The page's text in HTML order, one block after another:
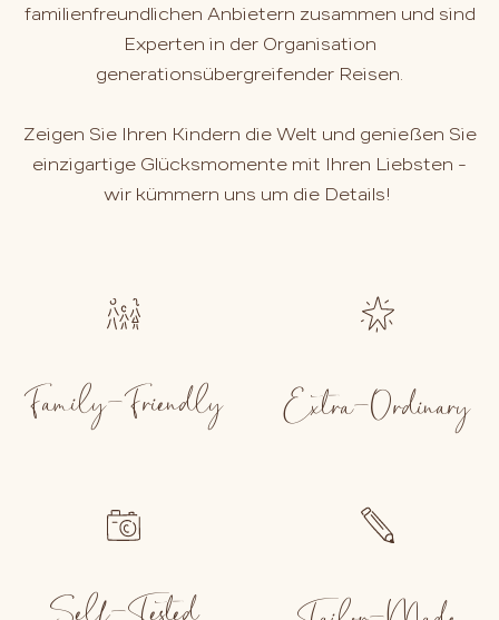
familienfreundlichen Anbietern zusammen und sind
Experten in der Organisation
generationsübergreifender Reisen.
Zeigen Sie Ihren Kindern die Welt und genießen Sie
einzigartige Glücksmomente mit Ihren Liebsten -
wir kümmern uns um die Details!
Family-Friendly Extra-Ordinary